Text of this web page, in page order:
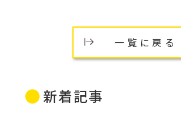
一覧に戻る
新着記事